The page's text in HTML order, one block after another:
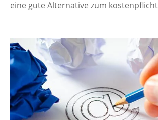
eine gute Alternative zum